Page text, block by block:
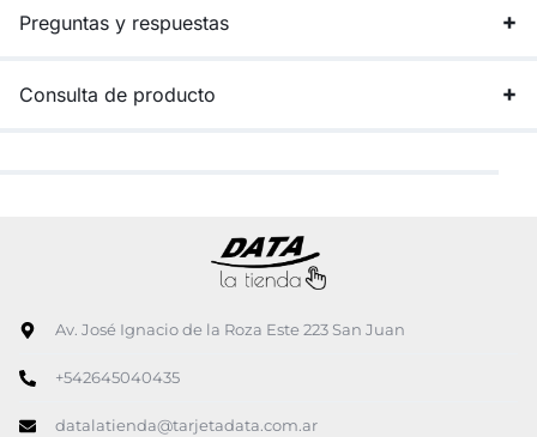
Preguntas y respuestas
Consulta de producto
Av. José Ignacio de la Roza Este 223 San Juan
+542645040435
datalatienda@tarjetadata.com.ar